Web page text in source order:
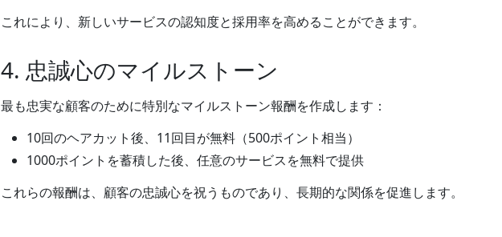
これにより、新しいサービスの認知度と採用率を高めることができます。
4. 忠誠心のマイルストーン
最も忠実な顧客のために特別なマイルストーン報酬を作成します：
10回のヘアカット後、11回目が無料（500ポイント相当）
1000ポイントを蓄積した後、任意のサービスを無料で提供
これらの報酬は、顧客の忠誠心を祝うものであり、長期的な関係を促進します。